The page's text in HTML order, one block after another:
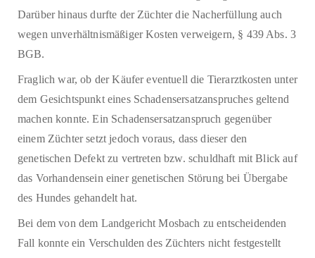
Darüber hinaus durfte der Züchter die Nacherfüllung auch
wegen unverhältnismäßiger Kosten verweigern, § 439 Abs. 3
BGB.
Fraglich war, ob der Käufer eventuell die Tierarztkosten unter
dem Gesichtspunkt eines Schadensersatzanspruches geltend
machen konnte. Ein Schadensersatzanspruch gegenüber
einem Züchter setzt jedoch voraus, dass dieser den
genetischen Defekt zu vertreten bzw. schuldhaft mit Blick auf
das Vorhandensein einer genetischen Störung bei Übergabe
des Hundes gehandelt hat.
Bei dem von dem Landgericht Mosbach zu entscheidenden
Fall konnte ein Verschulden des Züchters nicht festgestellt